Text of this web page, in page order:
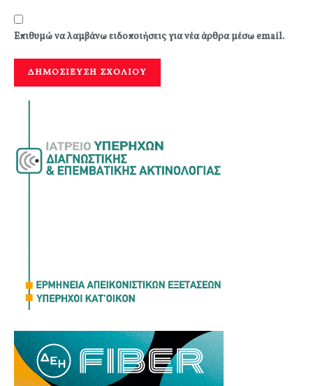
Επιθυμώ να λαμβάνω ειδοποιήσεις για νέα άρθρα μέσω email.